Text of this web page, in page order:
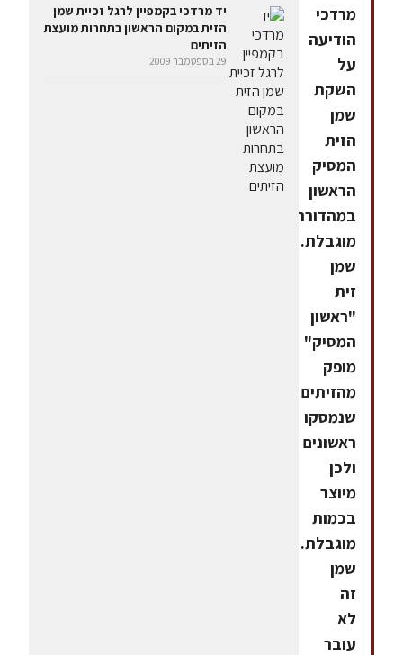
מרדכי
הודיעה
על
השקת
שמן
הזית
המסיק
הראשון
במהדורה
מוגבלת.
שמן
זית
"ראשון
המסיק"
מופק
מהזיתים
שנמסקו
ראשונים
ולכן
מיוצר
בכמות
מוגבלת.
שמן
זה
לא
עובר
יד מרדכי בקמפיין לרגל זכיית שמן
הזית במקום הראשון בתחרות מועצת
הזיתים
29 בספטמבר 2009